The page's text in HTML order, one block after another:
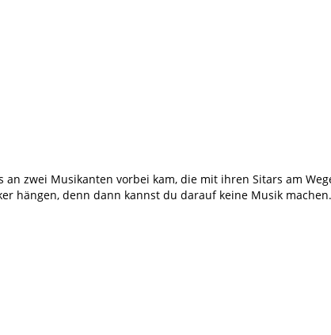
zwei Musikanten vorbei kam, die mit ihren Sitars am
hängen, denn dann kannst du darauf keine Musik